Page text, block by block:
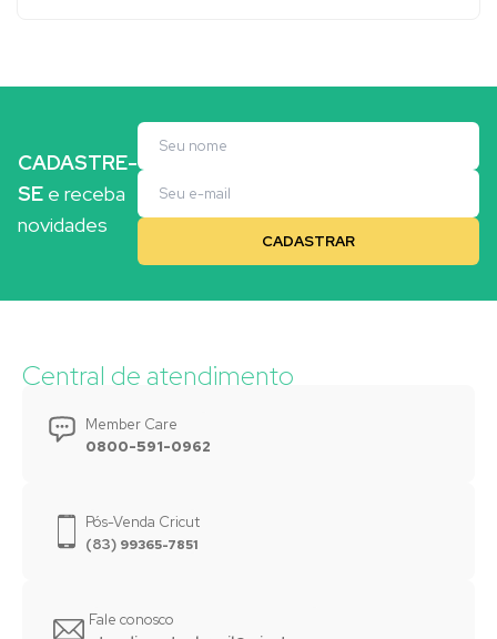
CADASTRE-
SE e receba
novidades
Central de atendimento
Member Care
0800-591-0962
Pós-Venda Cricut
(83) 99365-7851
Fale conosco